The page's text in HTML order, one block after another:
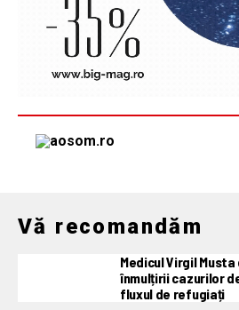
Vă recomandăm
Medicul Virgil
înmulțirii cazurilor
fluxul de refugiați